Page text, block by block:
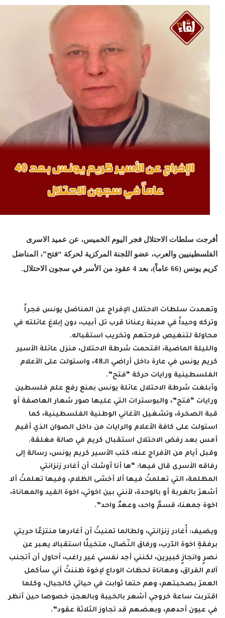
أفرجت سلطات الاحتلال فجر اليوم الخميس، عن عميد الاسرى
الفلسطينيين والعرب، عضو اللجنة المركزية لحركة “فتح”، المناضل
كريم يونس (66 عاماً)، بعد 4 عقود من الأسر في سجون الاحتلال.
وتعمدت سلطات الاحتلال الإفراج عن المناضل يونس فجراً
وتركه وحيداً في مدينة رعنانا قرب تل أبيب، دون إبلاغ عائلته في
محاولة لتنغيص فرحتهم وتخريب استقباله.
والليلة الماضية، اقتحمت شرطة الاحتلال، منزل عائلة الأسير
كريم يونس في عارة داخل أراضي الـ48، واستولت على الأعلام
الفلسطينية ورايات حركة “فتح”.
وأبلغت شرطة الاحتلال عائلة يونس بمنع رفع علم فلسطين
ورايات “فتح”، والبوسترات التي عليها صور شعار العاصفة أو
قبة الصخرة، وتشغيل الأغاني الوطنية الفلسطينية، كما
استولت على كافة الأعلام والرايات من داخل الصوان الذي أقيم
أمس بعد رفض الاحتلال استقبال كريم في صالة مغلقة.
وقبل أيام من الأفراج عنه، كتب الأسير كريم يونس، رسالة إلى
رفاقه الأسرى قال فيها: “ها أنا أوشك أن أغادر زنزانتي
المظلمة، التي تعلمتُ فيها ألا أخشى الظلام، وفيها تعلمتُ ألا
أشعرَ بالغربة أو بالوحدة، لأنني بين اخوتي، اخوة القيد والمعاناة،
اخوة جمعنا، قسمٌ واحد، وعهدٌ واحد”.
ويضيف: أُغادر زنزانتي، ولطالما تمنيتُ أن أغادرها منتزعًا حريتي
برفقةِ اخوة الدّرب، ورفاق النّضال، متخيلًا استقبالا يعبر عن
نصرٍ وانجازٍ كبيرين، لكنني أجد نفسي غير راغب، أحاول أن أتجنب
آلام الفراق، ومعاناة لحظات الوداع لإخوة ظننتُ أني سأكمل
العمرَ بصحبتهم، وهم حتما ثوابت في حياتي كالجبال، وكلما
اقتربت ساعة خروجي أشعر بالخيبة وبالعجز، خصوصا حين أنظر
في عيون أحدهم، وبعضهم قد تجاوز الثلاثة عقود”.